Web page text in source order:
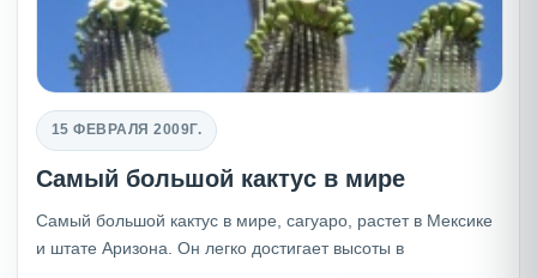
15 ФЕВРАЛЯ 2009Г.
Самый большой кактус в мире
Самый большой кактус в мире, сагуаро, растет в Мексике
и штате Аризона. Он легко достигает высоты в